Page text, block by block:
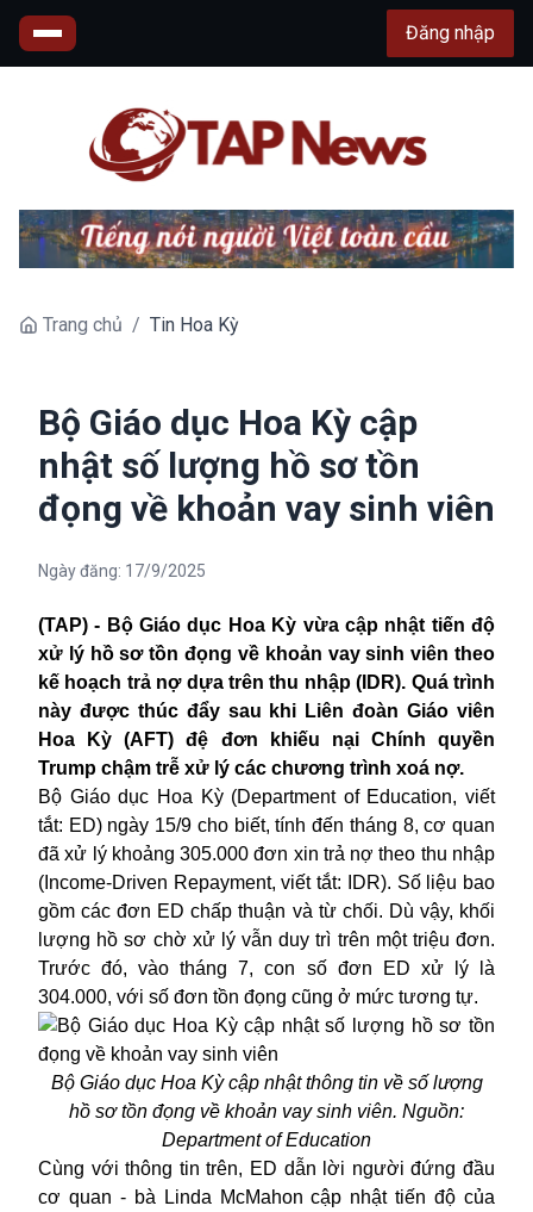
Đăng nhập
Trang chủ / Tin Hoa Kỳ
Bộ Giáo dục Hoa Kỳ cập
nhật số lượng hồ sơ tồn
đọng về khoản vay sinh viên
Ngày đăng: 17/9/2025
(TAP) - Bộ Giáo dục Hoa Kỳ vừa cập nhật tiến độ
xử lý hồ sơ tồn đọng về khoản vay sinh viên theo
kế hoạch trả nợ dựa trên thu nhập (IDR). Quá trình
này được thúc đẩy sau khi Liên đoàn Giáo viên
Hoa Kỳ (AFT) đệ đơn khiếu nại Chính quyền
Trump chậm trễ xử lý các chương trình xoá nợ.
Bộ Giáo dục Hoa Kỳ(Department of Education, viết
tắt: ED) ngày 15/9 cho biết, tính đến tháng 8, cơ quan
đã xử lý khoảng 305.000 đơn xin trả nợ theo thu nhập
(Income-Driven Repayment, viết tắt: IDR). Số liệu bao
gồm các đơn ED chấp thuận và từ chối. Dù vậy, khối
lượng hồ sơ chờ xử lý vẫn duy trì trên một triệu đơn.
Trước đó, vào tháng 7, con số đơn ED xử lý là
304.000, với số đơn tồn đọng cũng ở mức tương tự.
Bộ Giáo dục Hoa Kỳ cập nhật thông tin về số lượng
hồ sơ tồn đọng về khoản vay sinh viên. Nguồn:
Department of Education
Cùng với thông tin trên, ED dẫn lời người đứng đầu
cơ quan - bà Linda McMahon cập nhật tiến độ của